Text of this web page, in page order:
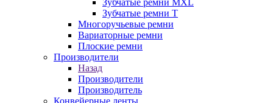
Зубчатые ремни Т
Многоручьевые ремни
Вариаторные ремни
Плоские ремни
Производители
Назад
Производители
Производитель
Конвейерные ленты